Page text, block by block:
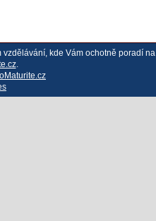
kde Vám ochotně poradí na
.